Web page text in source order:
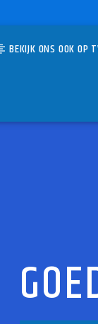
BEKIJK ONS OOK OP